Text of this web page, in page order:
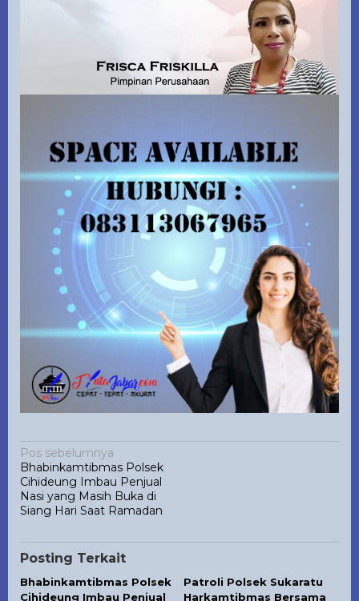
Navigasi
pos
Pos sebelumnya
Bhabinkamtibmas Polsek
Cihideung Imbau Penjual
Nasi yang Masih Buka di
Siang Hari Saat Ramadan
Posting Terkait
Bhabinkamtibmas Polsek
Cihideung Imbau Penjual
Patroli Polsek Sukaratu
Harkamtibmas Bersama